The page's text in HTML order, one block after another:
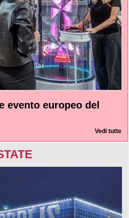
evento europeo del
Vedi tutte